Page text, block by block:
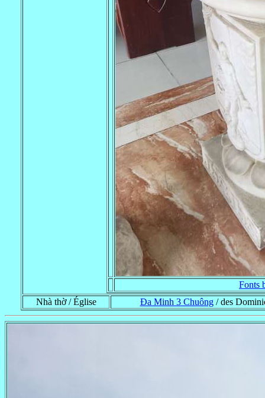
Fonts
Nhà thờ / Église
Ða Minh 3 Chuông/ des